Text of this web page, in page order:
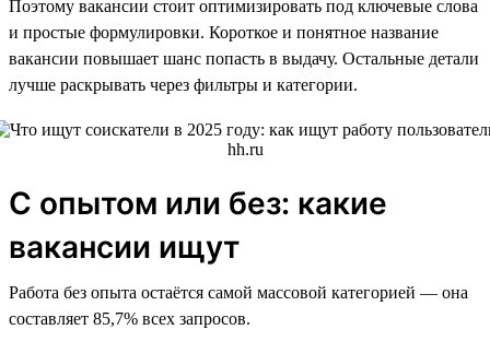
Поэтому вакансии стоит оптимизировать под ключевые слова
и простые формулировки. Короткое и понятное название
вакансии повышает шанс попасть в выдачу. Остальные детали
лучше раскрывать через фильтры и категории.
С опытом или без: какие
вакансии ищут
Работа без опыта остаётся самой массовой категорией — она
составляет 85,7% всех запросов.